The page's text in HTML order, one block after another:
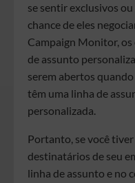
se sentir exclusivos
chance de eles
Campaign Monitor, os
de assunto
serem abertos
têm uma linha de
personalizada.
Portanto, se você
destinatários de seu
linha de assunto e no